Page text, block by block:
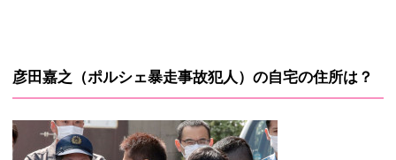
彦田嘉之（ポルシェ暴走事故犯人）の自宅の住所は？